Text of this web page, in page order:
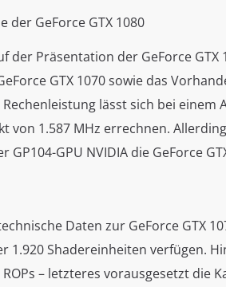
der GeForce GTX 1080
der Präsentation der GeForce
GTX 1070 sowie das
lässt sich bei einem
von 1.587 MHz errechnen.
GP104-GPU NVIDIA die GeForce
Daten zur GeForce GTX
1.920 Shadereinheiten verfügen.
– letzteres vorausgesetzt die